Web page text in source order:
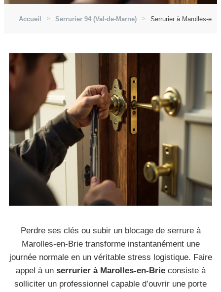
Accueil Serrurier 94 (Val-de-Marne) Serrurier à Marolles-en-
Perdre ses clés ou subir un blocage de serrure à
Marolles-en-Brie transforme instantanément une
journée normale en un véritable stress logistique. Faire
appel à un serrurier à Marolles-en-Brieconsiste à
solliciter un professionnel capable d’ouvrir une porte